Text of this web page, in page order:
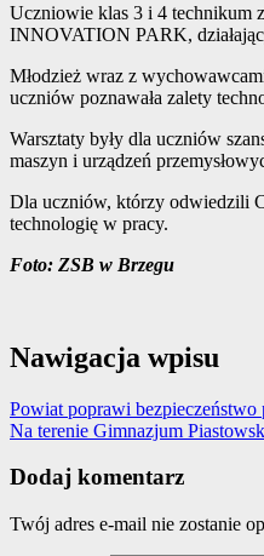
Uczniowie klas 3 i 4 technikum
INNOVATION PARK,
Młodzież wraz z
uczniów poznawała zalety
Warsztaty były dla uczniów
maszyn i urządzeń
Dla uczniów, którzy odwiedzili
technologię w pracy.
Foto: ZSB w Brzegu
Nawigacja wpisu
Powiat poprawi bezpieczeństwo
Na terenie Gimnazjum
Dodaj komentarz
Twój adres e-mail nie zostanie